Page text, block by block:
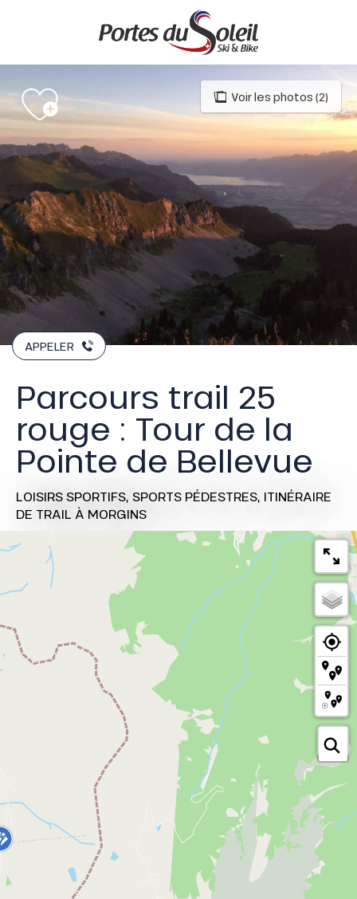
principal
Voir les photos (2)
APPELER
Parcours trail 25
rouge : Tour de la
Pointe de Bellevue
LOISIRS SPORTIFS, SPORTS PÉDESTRES, ITINÉRAIRE
DE TRAIL À MORGINS